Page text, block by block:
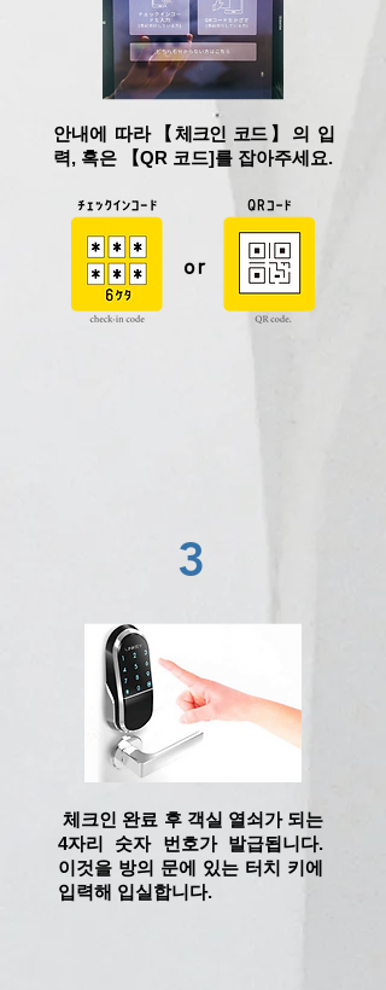
안내에 따라【체크인 코드】의 입
력, 혹은 【QR 코드]를 잡아주세요.
3
​ 체크인 완료 후 객실 열쇠가 되는
4자리 숫자 번호가 발급됩니다.
이것을 방의 문에 있는 터치 키에
입력해 입실합니다.